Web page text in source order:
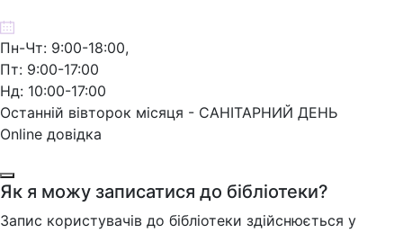
Пн-Чт: 9:00-18:00,
Пт: 9:00-17:00
Нд: 10:00-17:00
Останній вівторок місяця - САНІТАРНИЙ ДЕНЬ
Online довідка
Як я можу записатися до бібліотеки?
Запис користувачів до бібліотеки здійснюється у